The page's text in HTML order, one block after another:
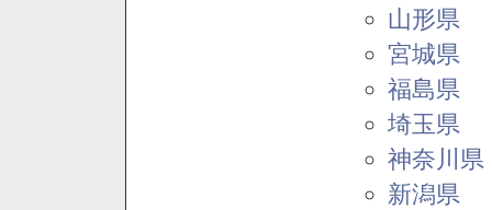
山形県
宮城県
福島県
埼玉県
神奈川県
新潟県